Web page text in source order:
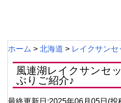
ホーム > 北海道 > レイクサン
風連湖レイクサンセ
ぷりご紹介♪
最終更新日:2025年06月05日(投